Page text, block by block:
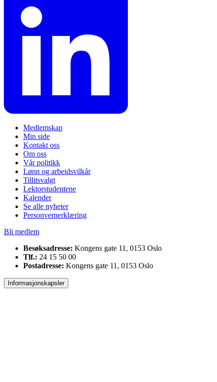
Medlemskap
Min side
Kontakt oss
Om oss
Vår politikk
Lønn og arbeidsvilkår
Tillitsvalgt
Lektorstudentene
Kalender
Se alle nyheter
Personvernerklæring
Bli medlem
Besøksadresse: Kongens gate 11, 0153 Oslo
Tlf.: 24 15 50 00
Postadresse: Kongens gate 11, 0153 Oslo
Informasjonskapsler